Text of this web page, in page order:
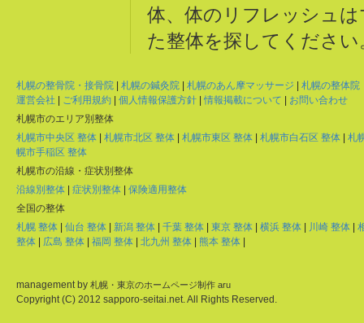
体、体のリフレッシュ
た整体を探してください
札幌の整骨院・接骨院 札幌の鍼灸院 札幌のあん摩マッサージ
札幌の整体院
運営会社
ご利用規約 個人情報保護方針 情報掲載について
お問い合わせ
札幌市のエリア別整体
札幌市中央区 整体
札幌市北区 整体 札幌市東区 整体 札幌市白石区 整体
札
幌市手稲区 整体
札幌市の沿線・症状別整体
沿線別整体
症状別整体
保険適用整体
全国の整体
札幌 整体
仙台 整体 新潟 整体 千葉 整体 東京 整体 横浜 整体 川崎 整体
整体
広島 整体 福岡 整体 北九州 整体 熊本 整体
management by 札幌・東京のホームページ制作 aru
Copyright (C) 2012 sapporo-seitai.net. All Rights Reserved.